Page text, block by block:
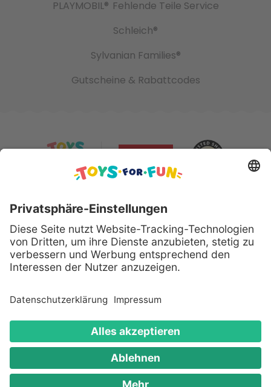
PLAYMOBIL® Fehlende Teile Service
Schleich®
Sylvanian Families®
Gutscheine & Rabattcodes
Sicher bezahlen mit:
Alle genannten Produkte und Logos sind eingetragene
Warenzeichen der jeweiligen Hersteller.
Copyright © 2008 - 2026 Toys for Fun GmbH - Alle
Rechte vorbehalten